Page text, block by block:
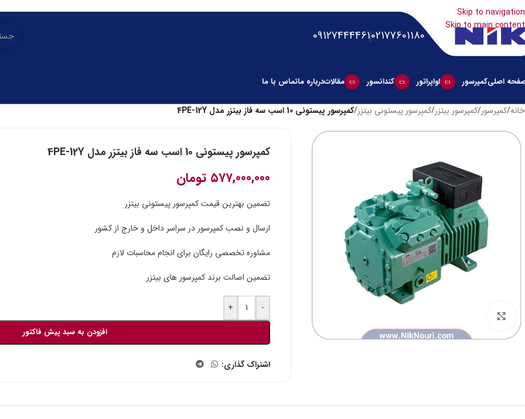
Skip to navigation
Skip to main content
02177601180
09127444461
اصلیکمپرسور اواپراتور کندانسور مقالاتدرباره ماتماس با ما
خانه/کمپرسور/کمپرسور بیتزر/کمپرسور پیستونی بیتزر/کمپرسور پیستونی 10 اسب سه فاز بیتزر مدل 4PE-12Y
کمپرسور پیستونی 10 اسب سه فاز بیتزر مدل 4PE-12Y
۵۷۷,۰۰۰,۰۰۰ تومان
تضمین بهترین قیمت کمپرسور پیستونی بیتزر
ارسال و نصب کمپرسور در سراسر داخل و خارج از کشور
مشاوره تخصصی رایگان برای انجام محاسبات لازم
تضمین اصالت برند کمپرسور های بیتزر
-
+
افزودن به سبد پیش فاکتور
اشتراک گذاری: